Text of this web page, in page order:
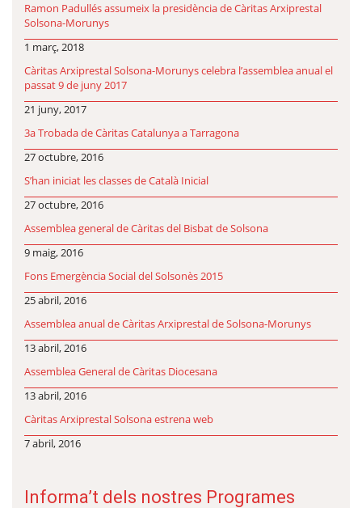
Ramon Padullés assumeix la presidència de Càritas Arxiprestal
Solsona-Morunys
1 març, 2018
Càritas Arxiprestal Solsona-Morunys celebra l’assemblea anual el
passat 9 de juny 2017
21 juny, 2017
3a Trobada de Càritas Catalunya a Tarragona
27 octubre, 2016
S’han iniciat les classes de Català Inicial
27 octubre, 2016
Assemblea general de Càritas del Bisbat de Solsona
9 maig, 2016
Fons Emergència Social del Solsonès 2015
25 abril, 2016
Assemblea anual de Càritas Arxiprestal de Solsona-Morunys
13 abril, 2016
Assemblea General de Càritas Diocesana
13 abril, 2016
Càritas Arxiprestal Solsona estrena web
7 abril, 2016
Informa’t dels nostres Programes